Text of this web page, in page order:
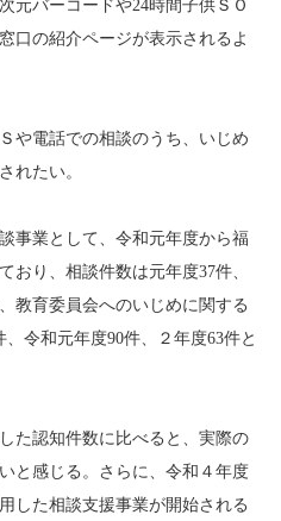
元バーコードや24時間子供ＳＯ
口の紹介ページが表示されるよ
電話での相談のうち、いじめ
れたい。
業として、令和元年度から福
おり、相談件数は元年度37件、
教育委員会へのいじめに関する
令和元年度90件、２年度63件と
認知件数に比べると、実際の
と感じる。さらに、令和４年度
した相談支援事業が開始される